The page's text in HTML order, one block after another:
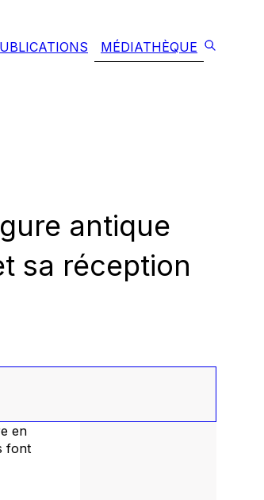
MÉDIATHÈQUE
antique
sa réception
en
font